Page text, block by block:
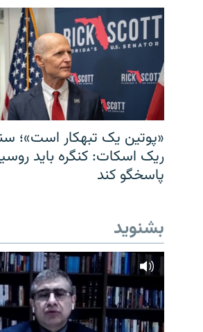
«پوتین یک تبهکار است»؛
ریک اسکات: کنگره باید
پاسخگو کند
بشنوید